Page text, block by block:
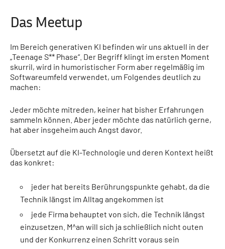
Das Meetup
Im Bereich generativen KI befinden wir uns aktuell in der
„Teenage S** Phase“. Der Begriff klingt im ersten Moment
skurril, wird in humoristischer Form aber regelmäßig im
Softwareumfeld verwendet, um Folgendes deutlich zu
machen:
Jeder möchte mitreden, keiner hat bisher Erfahrungen
sammeln können. Aber jeder möchte das natürlich gerne,
hat aber insgeheim auch Angst davor.
Übersetzt auf die KI-Technologie und deren Kontext heißt
das konkret:
jeder hat bereits Berührungspunkte gehabt, da die
Technik längst im Alltag angekommen ist
jede Firma behauptet von sich, die Technik längst
einzusetzen. M^an will sich ja schließlich nicht outen
und der Konkurrenz einen Schritt voraus sein